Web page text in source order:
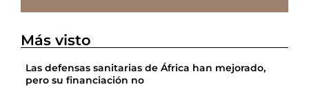
Más visto
Las defensas sanitarias de África han mejorado,
pero su financiación no